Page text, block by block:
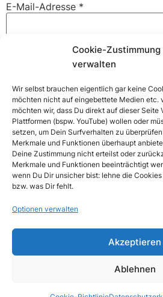
Cookie-Zustimmung
verwalten
Wir selbst brauchen eigentlich gar keine
möchten nicht auf eingebettete Medien etc.
möchten wir, dass Du direkt auf dieser Seite
Plattformen (bspw. YouTube) wollen oder
setzen, um Dein Surfverhalten zu
Merkmale und Funktionen überhaupt
Deine Zustimmung nicht erteilst oder
Merkmale und Funktionen beeinträchtigt
wenn Du Dir unsicher bist: lehne die
bzw. was Dir fehlt.
Optionen verwalten
Akzeptieren
Ablehnen
E-Mail-Adresse *
Name, E-Mail-Adresse und
für meinen nächsten Kommentar